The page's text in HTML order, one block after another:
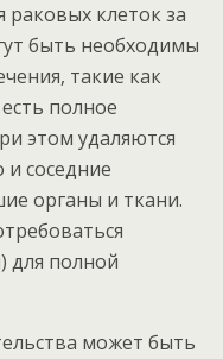
раковых клеток за
быть необходимы
такие как
полное
этом удаляются
соседние
органы и ткани.
для полной
может быть